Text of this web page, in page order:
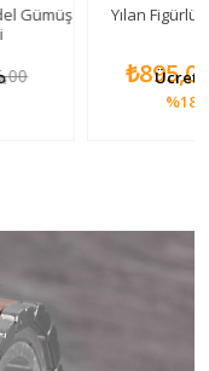
Yılan Figürlü Kadın Kol
₺895,00
İndirim
Ücretsiz Kargo